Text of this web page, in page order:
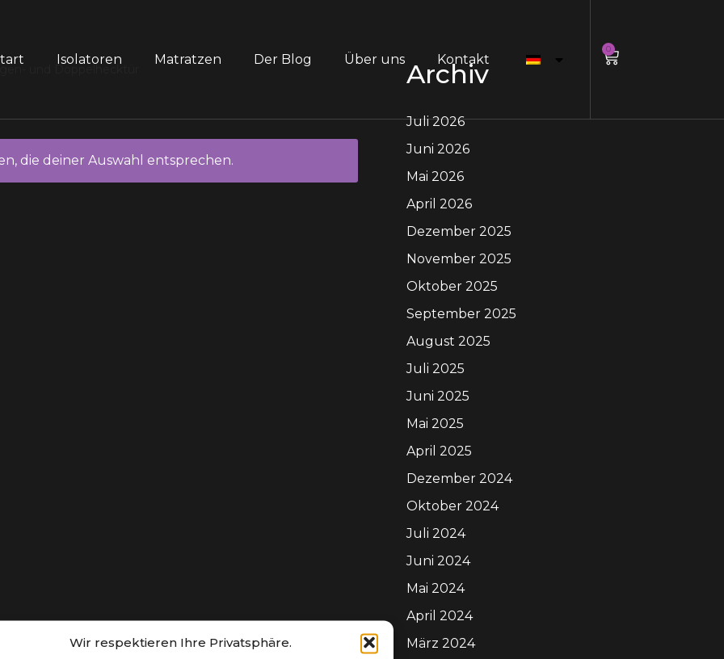
Wir respektieren Ihre Privatsphäre.
Isolatoren Matratzen Der Blog Über uns Kontakt
0
die deiner Auswahl entsprechen.
Archiv
Juli 2026
Juni 2026
Mai 2026
April 2026
Dezember 2025
November 2025
Oktober 2025
September 2025
August 2025
Juli 2025
Juni 2025
Mai 2025
April 2025
Dezember 2024
Oktober 2024
Juli 2024
Juni 2024
Mai 2024
April 2024
März 2024